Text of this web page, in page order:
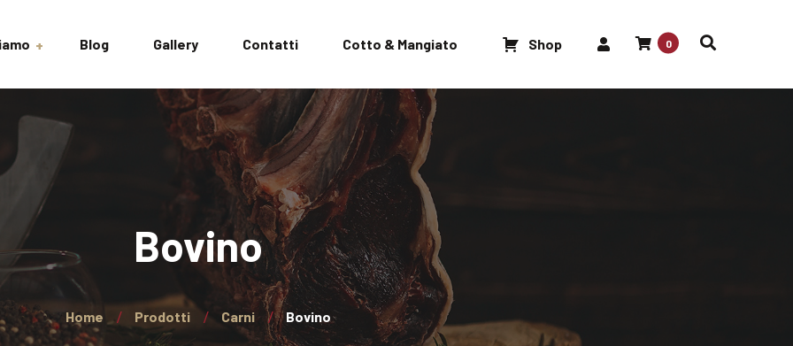
0
Blog Gallery Contatti Cotto & Mangiato Shop
Bovino
Home Prodotti Carni Bovino